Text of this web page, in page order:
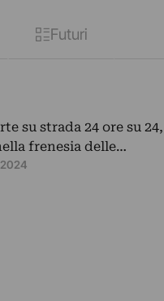
Futuri
su strada 24 ore su
frenesia delle…